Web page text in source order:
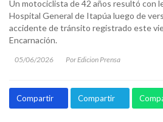
Un motociclista de 42 años resultó con
Hospital General de Itapúa luego de
accidente de tránsito registrado este
Encarnación.
05/06/2026 Por Edicion Prensa
Compartir Compartir